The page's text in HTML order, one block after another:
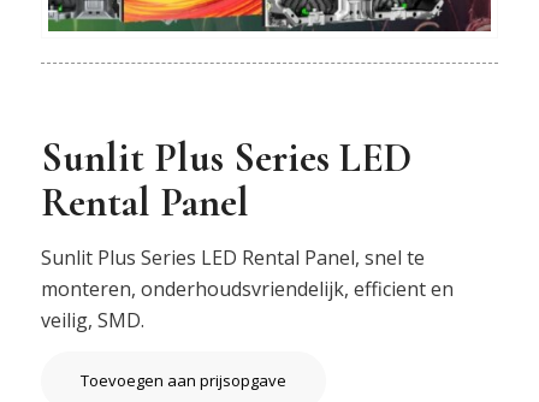
Sunlit Plus Series LED
Rental Panel
Sunlit Plus Series LED Rental Panel, snel te
monteren, onderhoudsvriendelijk, efficient en
veilig, SMD.
Toevoegen aan prijsopgave